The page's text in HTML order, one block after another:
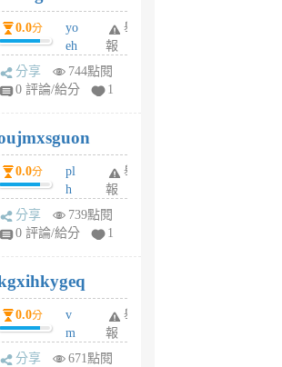
P
m
v
A
V
個
月
前
0.0分
yo
eh
ld
gy
個
月
前
舉
報
分享
744點閱
0 評論/給分
1
0.0分
pl
h
wi
w
6
個
月
前
舉
報
分享
739點閱
0 評論/給分
1
0.0分
v
m
sg
舉
報
分享
671點閱